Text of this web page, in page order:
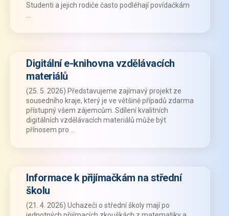
Studenti a jejich rodiče často podléhají povídačkám
Digitální e-knihovna vzdělávacích
materiálů
(25. 5. 2026) Představujeme zajímavý projekt ze
sousedního kraje, který je ve většině případů zdarma
přístupný všem zájemcům. Sdílení kvalitních
digitálních vzdělávacích materiálů může být
přínosem pro …
Informace k přijímačkám na střední
školu
(21. 4. 2026) Uchazeči o střední školy mají po